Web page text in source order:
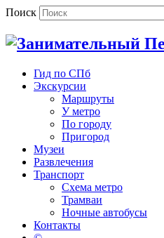
Поиск
Гид по СПб
Экскурсии
Маршруты
У метро
По городу
Пригород
Музеи
Развлечения
Транспорт
Схема метро
Трамваи
Ночные автобусы
Контакты